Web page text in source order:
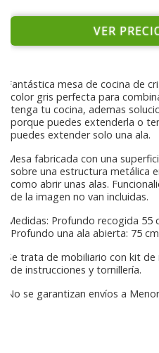
VER
Fantástica mesa de cocina de
color gris perfecta para
tenga tu cocina, ademas
porque puedes extenderla o
puedes extender solo una ala.
Mesa fabricada con una
sobre una estructura metálica
como abrir unas alas.
de la imagen no van incluidas.
Medidas: Profundo recogida
Profundo una ala abierta: 75
Se trata de mobiliario con kit
de instrucciones y tornillería.
No se garantizan envíos a